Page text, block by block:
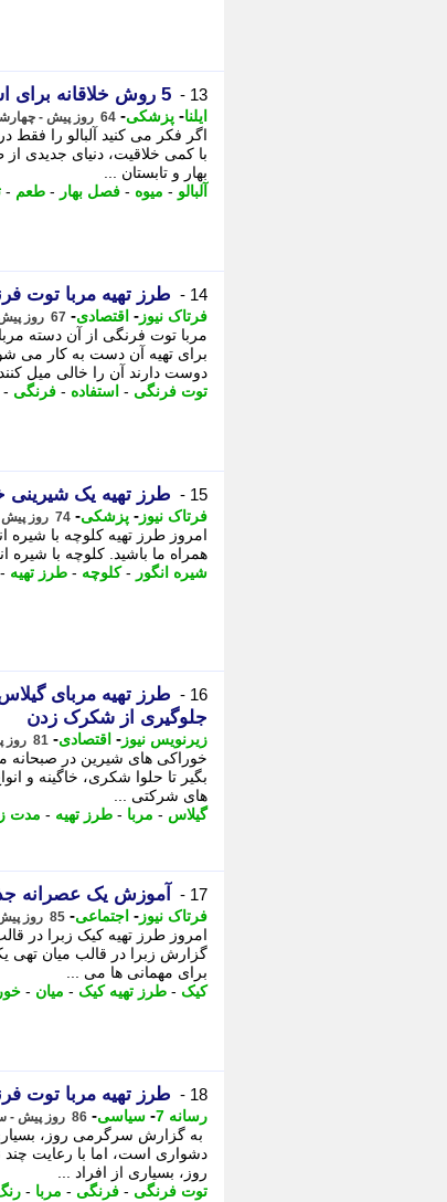
13 - 5 روش خلاقانه برای استفاده از آلبالو در آشپزی که عاشقش می شوید
ایلنا- پزشکی- 64 روز پیش - چهارشنبه 13 خرداد 1405، 18:22
اگر فکر می کنید آلبالو را
با کمی خلاقیت، دنیای جدیدی
بهار و تابستان ...
آلبالو - میوه - فصل بهار - طعم -
14 - طرز تهیه مربا توت
فرتاک نیوز - اقتصادی- 67 روز پیش - دوشنبه 11 خرداد 1405، 00:15
مربا توت فرنگی از آن دسته
برای تهیه آن دست به کار می
دوست دارند آن را خالی میل کنند.
توت فرنگی - استفاده - فرنگی -
15 - طرز تهیه یک
فرتاک نیوز - پزشکی- 74 روز پیش - یکشنبه 3 خرداد 1405، 15:25
امروز طرز تهیه کلوچه با شیره
همراه ما باشید. کلوچه با
شیره انگور -کلوچه - طرز تهیه -
16 -
طرز تهیه مربای
جلوگیری از شکرک زدن
زیرنویس نیوز - اقتصادی- 81 روز پیش - یکشنبه 27 اردیبهشت 1405، 23:32
خوراکی های شیرین در صبحانه
بگیر تا حلوا شکری، خاگینه و
های شرکتی ...
گیلاس - مربا - طرز تهیه - مدت
17 - آموزش یک عصرانه
فرتاک نیوز - اجتماعی- 85 روز پیش - چهارشنبه 23 اردیبهشت 1405، 23:57
امروز طرز تهیه کیک زبرا در
گزارش زبرا در قالب میان تهی
برای مهمانی ها می ...
کیک - طرز تهیه کیک - میان -
18 - طرز تهیه مربا توت
رسانه 7 - سیاسی- 86 روز پیش - سه شنبه 22 اردیبهشت 1405، 12:21
به گزارش سرگرمی روز،
دشواری است، اما با رعایت
روز، بسیاری از افراد ...
توت فرنگی - فرنگی - مربا -